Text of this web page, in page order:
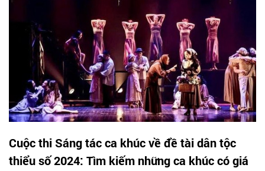
Cuộc thi Sáng tác ca khúc về đề tài dân tộc
thiểu số 2024: Tìm kiếm những ca khúc có giá